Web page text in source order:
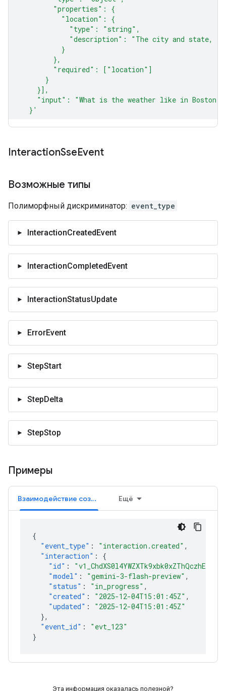
InteractionSseEvent
Возможные типы
Полиморфный дискриминатор: event_type
InteractionCreatedEvent
InteractionCompletedEvent
InteractionStatusUpdate
ErrorEvent
StepStart
StepDelta
StepStop
Примеры
Взаимодействие создано Ещё
{
"event_type" : "interaction.created" ,
"interaction" :
{
"id" :
"model" : "gemini-3-flash-preview" ,
"status" : "in_progress" ,
"created" : "2025-12-04T15:01:45Z" ,
"updated" :
"2025-12-04T15:01:45Z"
},
"event_id" :
"evt_123"
}
Эта информация оказалась полезной?